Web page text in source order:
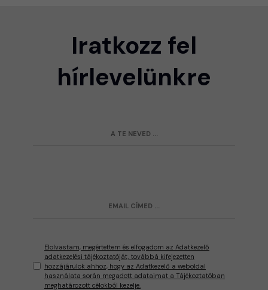
Iratkozz fel
hírlevelünkre
Elolvastam, megértettem és elfogadom az Adatkezelő
adatkezelési tájékoztatóját, továbbá kifejezetten
hozzájárulok ahhoz, hogy az Adatkezelő a weboldal
használata során megadott adataimat a Tájékoztatóban
meghatározott célokból kezelje.